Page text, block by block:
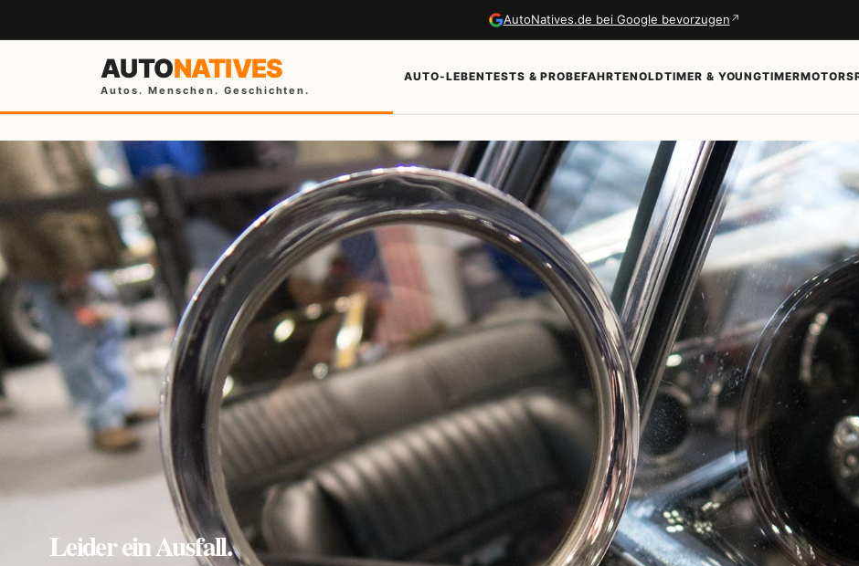
AutoNatives.de bei Google bevorzugen ↗
AUTONATIVES
Autos. Menschen. Geschichten.
AUTO-LEBENTESTS & PROBEFAHRTENOLDTIMER & YOUNGTIMER
Leider ein Ausfall.